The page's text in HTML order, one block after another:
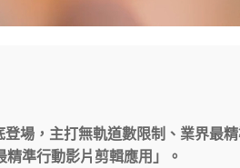
登場，主打無軌道數限制、業界最
準行動影片剪輯應用」。